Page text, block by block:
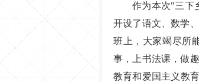
作为本次"三下
开设了语文、数学
班上，大家竭尽所
事，上书法课，做
教育和爱国主义教